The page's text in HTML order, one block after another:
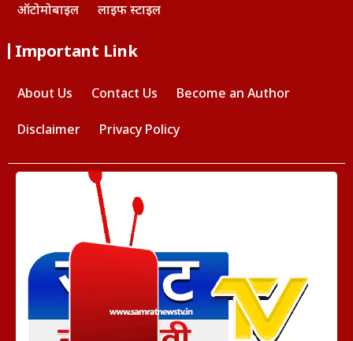
ऑटोमोबाइल लाइफ स्टाइल
Important Link
About Us Contact Us Become an Author
Disclaimer Privacy Policy